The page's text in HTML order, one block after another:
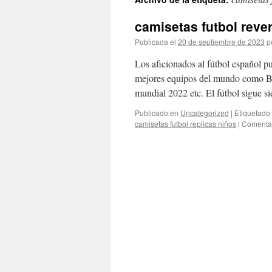
contenido
camisetas futbol
Publicada el 20 de septiembre de 2023
Los aficionados al fútbol español
mejores equipos del mundo como
mundial 2022 etc. El fútbol sigue
Publicado en Uncategorized | Etiquetado
camisetas futbol replicas niños |